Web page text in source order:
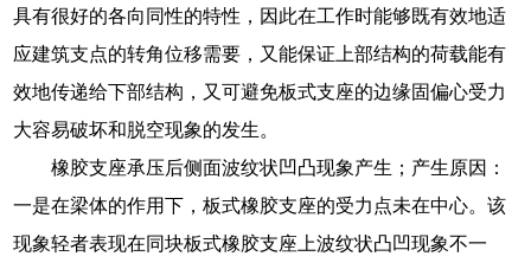
具有很好的各向同性的特性，因此在工作时能够既有效地适
应建筑支点的转角位移需要，又能保证上部结构的荷载能有
效地传递给下部结构，又可避免板式支座的边缘固偏心受力
大容易破坏和脱空现象的发生。
橡胶支座承压后侧面波纹状凹凸现象产生；产生原因：
一是在梁体的作用下，板式橡胶支座的受力点未在中心。该
现象轻者表现在同块板式橡胶支座上波纹状凸凹现象不一